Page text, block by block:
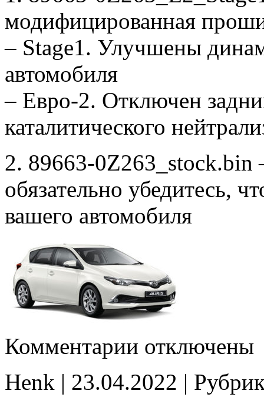
модифицированная
– Stage1. Улучшены
автомобиля
– Евро-2. Отключен
каталитического
2. 89663-0Z263_stock.bin
обязательно убедитесь,
вашего автомобиля
Комментарии записи
Stage1
E2
отключены
Henk | 23.04.2022 |